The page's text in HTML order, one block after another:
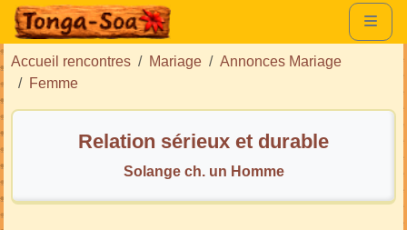
Accueil rencontres Mariage
Annonces Mariage
Femme
Relation sérieux et durable
Solange ch. un Homme